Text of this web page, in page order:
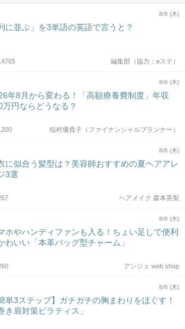
8/6 (木)
に並ぶ」を3単語の英語で言うと？
編集部（協力：eステ）
8/6 (木)
年8月から変わる！「高額療養費制度」年収
万円ならどうなる？
稲村優貴子（ファイナンシャルプランナー）
8/6 (木)
に似合う髪型は？美容師おすすめの夏ヘアアレ
3選
ヘアメイク 森本英梨
8/6 (木)
ホやハンディファンも入る！ちょい足しで便利
わいい「本革バッグ型チャーム」
アンジェ web shop
8/6 (木)
単3ステップ】ガチガチの胸まわりをほぐす！
き肩対策ピラティス」